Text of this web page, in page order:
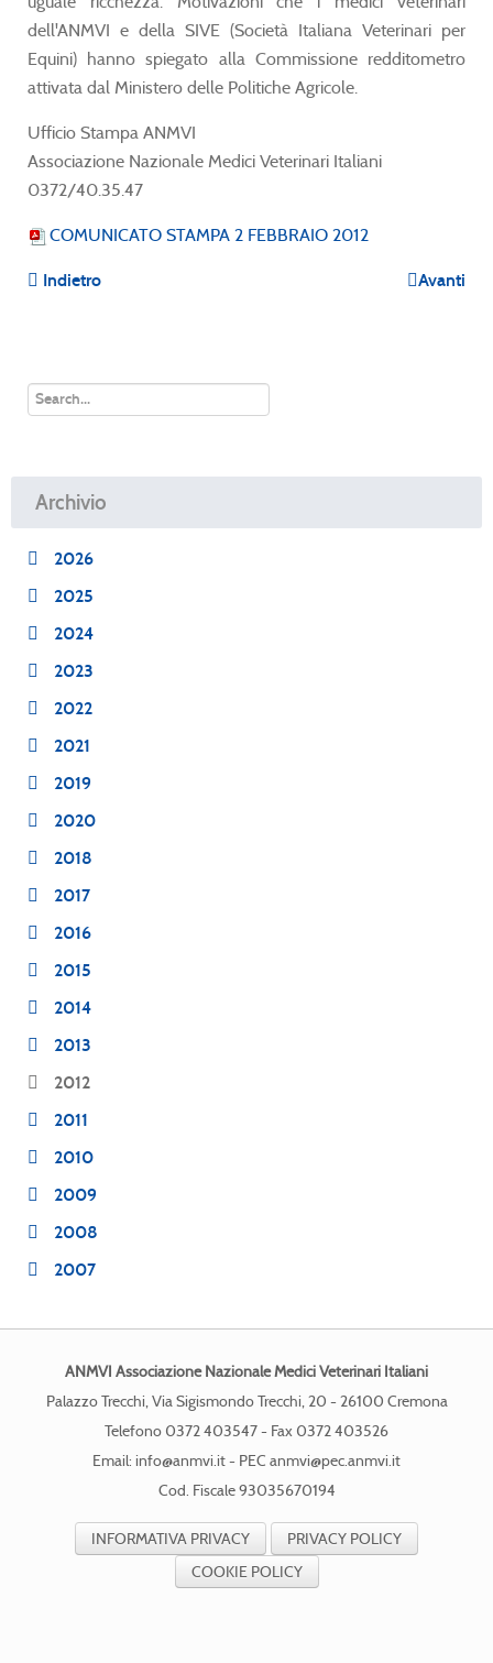
dell'ANMVI e della SIVE (Società Italiana Veterinari per
Equini) hanno spiegato alla Commissione redditometro
attivata dal Ministero delle Politiche Agricole.
Ufficio Stampa ANMVI
Associazione Nazionale Medici Veterinari Italiani
0372/40.35.47
COMUNICATO STAMPA 2 FEBBRAIO 2012
Indietro Avanti
Archivio
2026
2025
2024
2023
2022
2021
2019
2020
2018
2017
2016
2015
2014
2013
2012
2011
2010
2009
2008
2007
ANMVI Associazione Nazionale Medici Veterinari Italiani
Palazzo Trecchi, Via Sigismondo Trecchi, 20 - 26100 Cremona
Telefono 0372 403547 - Fax 0372 403526
Email: info@anmvi.it- PEC anmvi@pec.anmvi.it
Cod. Fiscale 93035670194
INFORMATIVA PRIVACY
PRIVACY POLICY
COOKIE POLICY